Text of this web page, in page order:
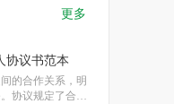
更多
协议书范本
的合作关系，明
协议规定了合作